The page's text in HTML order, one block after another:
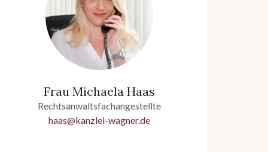
Frau Michaela Haas
Rechtsanwaltsfachangestellte
haas@kanzlei-wagner.de